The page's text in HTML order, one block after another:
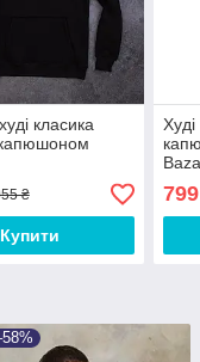
класика
капюшоном
₴
Купити
799